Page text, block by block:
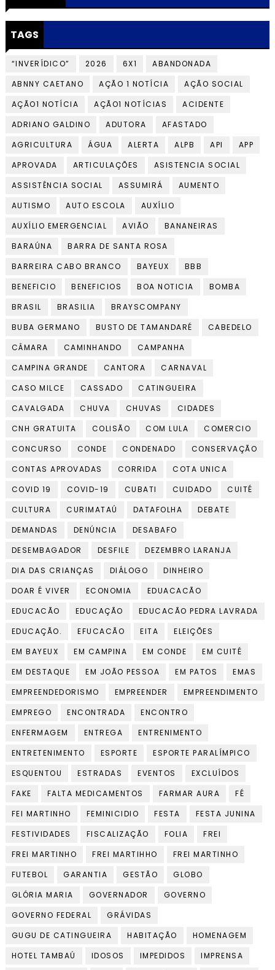
TAGS
“INVERÍDICO” 2026 6X1
ABANDONADA
ABNNY CAETANO
AÇÃO 1 NOTÍCIA
AÇÃO SOCIAL
AÇÃO1 NOTÍCIA
AÇÃO1 NOTÍCIAS
ACIDENTE
ADRIANO GALDINO
ADUTORA
AFASTADO
AGRICULTURA
ÁGUA ALERTA ALPB API
APP
APROVADA
ARTICULAÇÕES
ASISTENCIA SOCIAL
ASSISTÊNCIA SOCIAL
ASSUMIRÁ
AUMENTO
AUTISMO
AUTO ESCOLA
AUXÍLIO
AUXÍLIO EMERGENCIAL
AVIÃO
BANANEIRAS
BARAÚNA
BARRA DE SANTA ROSA
BARREIRA CABO BRANCO
BAYEUX
BBB
BENEFICIO
BENEFICIOS BOA NOTICIA
BOMBA
BRASIL
BRASILIA
BRAYSCOMPANY
BUBA GERMANO
BUSTO DE TAMANDARÉ
CABEDELO
CÂMARA
CAMINHANDO
CAMPANHA
CAMPINA GRANDE
CANTORA
CARNAVAL
CASO MILCE
CASSADO
CATINGUEIRA
CAVALGADA
CHUVA CHUVAS
CIDADES
CNH GRATUITA
COLISÃO COM LULA
COMERCIO
CONCURSO
CONDE CONDENADO
CONSERVAÇÃO
CONTAS APROVADAS
CORRIDA
COTA UNICA
COVID 19
COVID-19 CUBATI CUIDADO
CUITÉ
CULTURA
CURIMATAÚ DATAFOLHA
DEBATE
DEMANDAS
DENÚNCIA
DESABAFO
DESEMBAGADOR
DESFILE
DEZEMBRO LARANJA
DIA DAS CRIANÇAS
DIÁLOGO
DINHEIRO
DOAR É VIVER
ECONOMIA
EDUACACÃO
EDUCACÃO
EDUCAÇÃO
EDUCACÃO PEDRA LAVRADA
EDUCAÇÃO.
EFUCACÃO EITA
ELEIÇÕES
EM BAYEUX
EM CAMPINA EM CONDE
EM CUITÉ
EM DESTAQUE
EM JOÃO PESSOA EM PATOS
EMAS
EMPREENDEDORISMO
EMPREENDER
EMPREENDIMENTO
EMPREGO
ENCONTRADA
ENCONTRO
ENFERMAGEM
ENTREGA
ENTRENIMENTO
ENTRETENIMENTO
ESPORTE
ESPORTE PARALÍMPICO
ESQUENTOU
ESTRADAS EVENTOS
EXCLUÍDOS
FAKE
FALTA MEDICAMENTOS FARMAR AURA
FÉ
FEI MARTINHO
FEMINICIDIO FESTA
FESTA JUNINA
FESTIVIDADES
FISCALIZAÇÃO FOLIA
FREI
FREI MARTINHO
FREI MARTIHHO
FREI MARTINHO
FUTEBOL
GARANTIA GESTÃO
GLOBO
GLÓRIA MARIA
GOVERNADOR
GOVERNO
GOVERNO FEDERAL
GRÁVIDAS
GUGU DE CATINGUEIRA
HABITAÇÃO
HOMENAGEM
HOTEL TAMBAÚ
IDOSOS IMPEDIDOS
IMPRENSA